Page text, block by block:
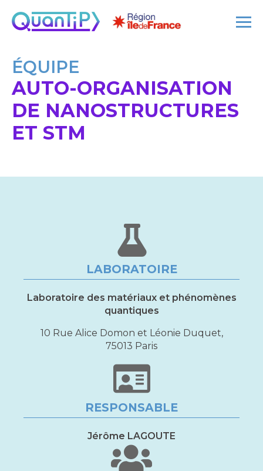
ÉQUIPE
AUTO-ORGANISATION
DE NANOSTRUCTURES
ET STM
LABORATOIRE
Laboratoire des matériaux et phénomènes
quantiques
10 Rue Alice Domon et Léonie Duquet,
75013 Paris
RESPONSABLE
Jérôme LAGOUTE